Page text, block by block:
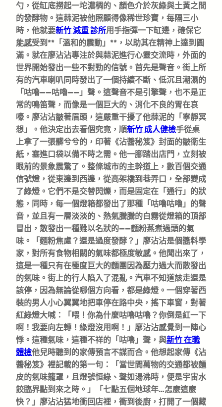
勺，從缸底撈起一坨濃稠的、顏色介於灰綠與土黃之間
的發酵物。這蒜泥被他照顧得像稀世珍寶，每隔三小
時，他就要新竹 減重 診所用手指彈一下缸邊，確保它
能感受到**「溫和的震動」**，以助其在精神上達到圓
滿。就在廖沾沾專注於與蒜泥進行心靈交流時，外面的
世界開始發出一些不對勁的信號。首先是聲音。街上所
有的汽車喇叭同時發出了一個持續不斷、低沉且潮濕的
「咕嚕——咕嚕——」聲。這聲音不是引擎聲，也不是正
常的鳴笛聲，而像是一個巨大的、消化不良的胃在哀
嚎。廖沾沾皺著眉頭，這嚴重干擾了他蒜泥的「寧靜冥
想」。他決定出去看個究竟，順新竹 成人健檢手從桌
上拿了一張髒兮兮的，印著《沾醬秘笈》封面的皺衛生
紙，塞進口袋以備不時之需。他一腳踏出店門，立刻被
眼前的景象震驚了。整條城市的主幹道上，數百個交通
信號燈，從東邊到西邊，從高架橋到巷弄口，全部變成
了綠燈。它們不是交替閃爍，而是固定在「通行」的狀
態，同時，每一個燈箱都發出了那種「咕嚕咕嚕」的聲
音，並且有一層淡淡的、熱氣騰騰的白霧從燈箱的頂部
冒出，散發出一種難以名狀的——麵粉蒸煮過頭的氣
味。「麵粉焦慮？還是過度發酵？」廖沾沾是個醬料學
家，對所有食物相關的氣味都極度敏感。他聞出來了，
這是一種只有在極度巨大的麵團因為壓力過大而散發出
的氣味。街上的行人陷入了混亂。汽車不知道該走還是
該停，因為無論從哪個方向看，都是綠燈。一個穿著西
裝的男人小心翼翼地把車停在路中央，搖下車窗，對著
紅綠燈大喊：「喂！你為什麼咕嚕咕嚕？你倒是紅一下
啊！我要向左轉！綠燈沒用啊！」廖沾沾感覺到一陣心
悸。這種氣味，這種不祥的「咕嚕」聲，與新竹 在職
體檢他兒時聽到的家傳預言不謀而合。他想起家傳《沾
醬秘笈》裡記載的第一句：「當世間萬物的交通都被麵
皮的氣味籠罩，且燈號恒綠、聲如湯沸時，便是宇宙水
餃臨界點到來之時。」「七點五個地球年…怎麼這麼
快？」廖沾沾猛地衝回店裡，衝到後廚，打開了一個藏